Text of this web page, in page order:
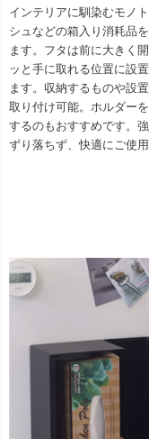
インテリアに馴染むモノ
シュなどの箱入り消耗品
ます。フタは前に大きく
ッと手に取れる位置に設
ます。収納するものや設
取り付け可能。ホルダー
するのもおすすめです。
ずり落ちず、快適にご使用